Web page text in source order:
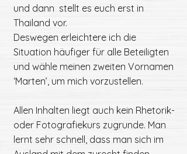
und dann stellt es euch erst in
Thailand vor.
Deswegen erleichtere ich die
Situation häufiger für alle Beteiligten
und wähle meinen zweiten Vornamen
‘Marten’, um mich vorzustellen.
Allen Inhalten liegt auch kein Rhetorik-
oder Fotografiekurs zugrunde. Man
lernt sehr schnell, dass man sich im